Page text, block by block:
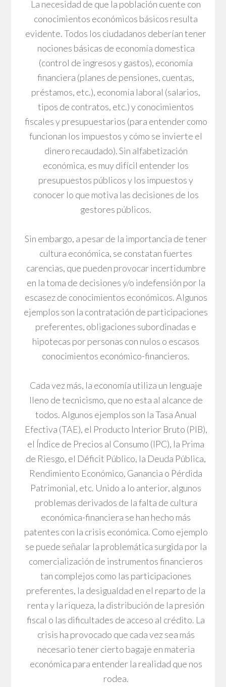
La necesidad de que la población cuente con
conocimientos económicos básicos resulta
evidente. Todos los ciudadanos deberían tener
nociones básicas de economía domestica
(control de ingresos y gastos), economía
financiera (planes de pensiones, cuentas,
préstamos, etc.), economía laboral (salarios,
tipos de contratos, etc.) y conocimientos
fiscales y presupuestarios (para entender como
funcionan los impuestos y cómo se invierte el
dinero recaudado). Sin alfabetización
económica, es muy difícil entender los
presupuestos públicos y los impuestos y
conocer lo que motiva las decisiones de los
gestores públicos.
Sin embargo, a pesar de la importancia de tener
cultura económica, se constatan fuertes
carencias, que pueden provocar incertidumbre
en la toma de decisiones y/o indefensión por la
escasez de conocimientos económicos. Algunos
ejemplos son la contratación de participaciones
preferentes, obligaciones subordinadas e
hipotecas por personas con nulos o escasos
conocimientos económico-financieros.
Cada vez más, la economía utiliza un lenguaje
lleno de tecnicismo, que no esta al alcance de
todos. Algunos ejemplos son la Tasa Anual
Efectiva (TAE), el Producto Interior Bruto (PIB),
el Índice de Precios al Consumo (IPC), la Prima
de Riesgo, el Déficit Público, la Deuda Pública,
Rendimiento Económico, Ganancia o Pérdida
Patrimonial, etc. Unido a lo anterior, algunos
problemas derivados de la falta de cultura
económica-financiera se han hecho más
patentes con la crisis económica. Como ejemplo
se puede señalar la problemática surgida por la
comercialización de instrumentos financieros
tan complejos como las participaciones
preferentes, la desigualdad en el reparto de la
renta y la riqueza, la distribución de la presión
fiscal o las dificultades de acceso al crédito. La
crisis ha provocado que cada vez sea más
necesario tener cierto bagaje en materia
económica para entender la realidad que nos
rodea.